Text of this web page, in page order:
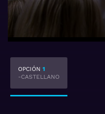
OPCIÓN 1
-CASTELLANO